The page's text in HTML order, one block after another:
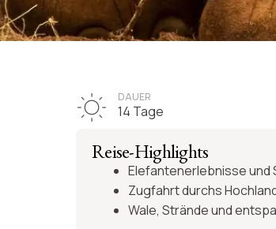
DAUER
14 Tage
Reise-Highlights
Elefantenerlebnisse
Zugfahrt durchs
Wale, Strände und